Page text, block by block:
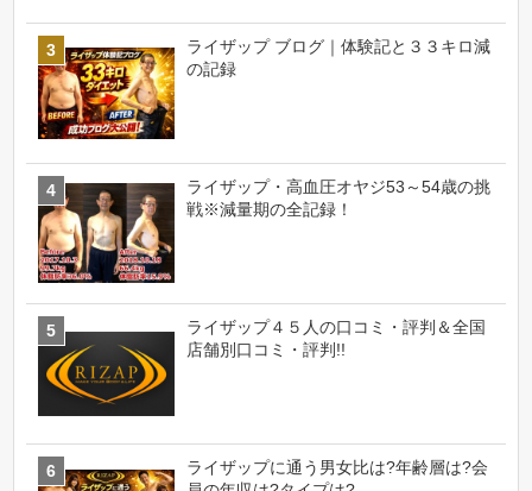
ライザップ ブログ｜体験記と３３キロ減
の記録
ライザップ・高血圧オヤジ53～54歳の挑
戦※減量期の全記録！
ライザップ４５人の口コミ・評判＆全国
店舗別口コミ・評判!!
ライザップに通う男女比は?年齢層は?会